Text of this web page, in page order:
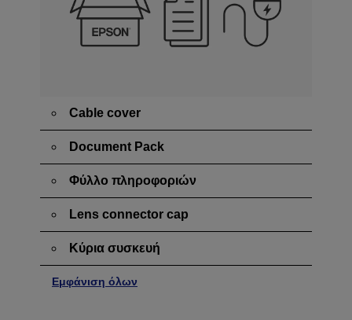
Cable cover
Document Pack
Φύλλο πληροφοριών
Lens connector cap
Κύρια συσκευή
Εμφάνιση όλων